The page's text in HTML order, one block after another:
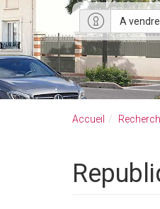
A vendre
Accueil